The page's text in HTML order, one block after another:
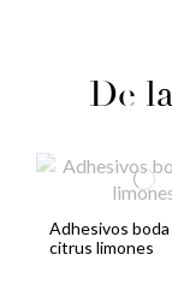
De
Adhesivos boda
citrus limones